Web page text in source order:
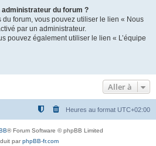
du forum ?
du forum, vous pouvez utiliser le lien « Nous
par un administrateur.
pouvez également utiliser le lien « L’équipe
Aller à
Heures au format UTC+02:00
® Forum Software © phpBB Limited
parphpBB-fr.com